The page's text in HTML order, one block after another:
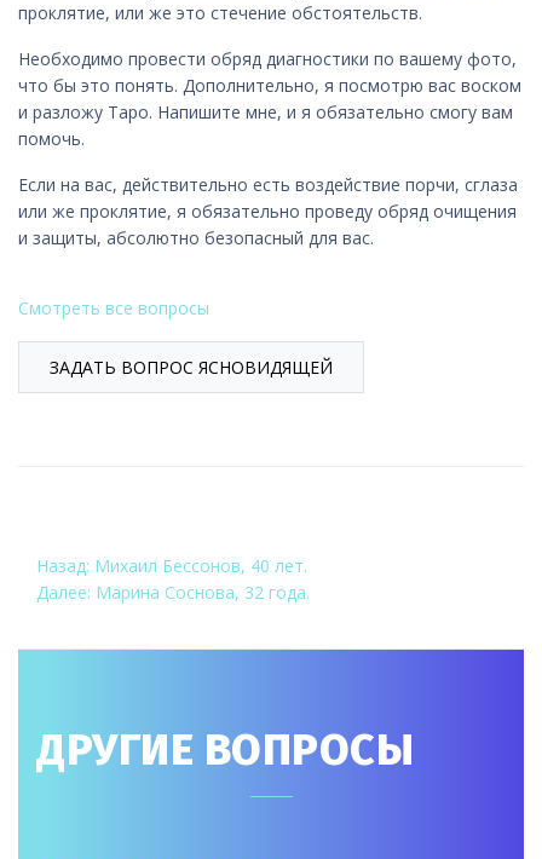
проклятие, или же это стечение обстоятельств.
Необходимо провести обряд диагностики по вашему фото,
что бы это понять. Дополнительно, я посмотрю вас воском
и разложу Таро. Напишите мне, и я обязательно смогу вам
помочь.
Если на вас, действительно есть воздействие порчи, сглаза
или же проклятие, я обязательно проведу обряд очищения
и защиты, абсолютно безопасный для вас.
Смотреть все вопросы
ЗАДАТЬ ВОПРОС ЯСНОВИДЯЩЕЙ
НАВИГАЦИЯ
ПО
ЗАПИСЯМ
Назад: Михаил Бессонов, 40 лет.
Далее: Марина Соснова, 32 года.
ДРУГИЕ ВОПРОСЫ